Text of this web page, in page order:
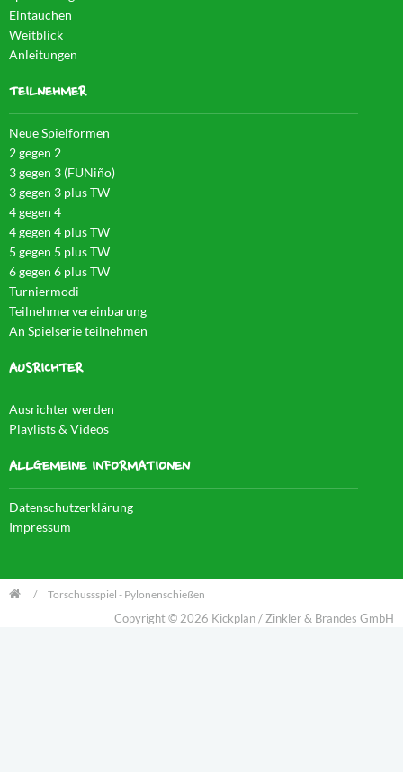
Eintauchen
Weitblick
Anleitungen
TEILNEHMER
Neue Spielformen
2 gegen 2
3 gegen 3 (FUNiño)
3 gegen 3 plus TW
4 gegen 4
4 gegen 4 plus TW
5 gegen 5 plus TW
6 gegen 6 plus TW
Turniermodi
Teilnehmervereinbarung
An Spielserie teilnehmen
AUSRICHTER
Ausrichter werden
Playlists & Videos
ALLGEMEINE INFORMATIONEN
Datenschutzerklärung
Impressum
Torschussspiel - Pylonenschießen
Copyright © 2026 Kickplan / Zinkler & Brandes GmbH